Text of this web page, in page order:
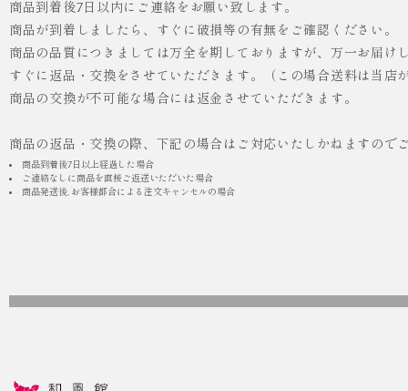
商品到着後7日以内にご連絡をお願い致します。
商品が到着しましたら、すぐに破損等の有無をご確認ください。
商品の品質につきましては万全を期しておりますが、万一お届
すぐに返品・交換をさせていただきます。（この場合送料は当店
商品の交換が不可能な場合には返金させていただきます。
商品の返品・交換の際、下記の場合はご対応いたしかねますので
商品到着後7日以上経過した場合
ご連絡なしに商品を直接ご返送いただいた場合
商品発送後, お客様都合による注文キャンセルの場合